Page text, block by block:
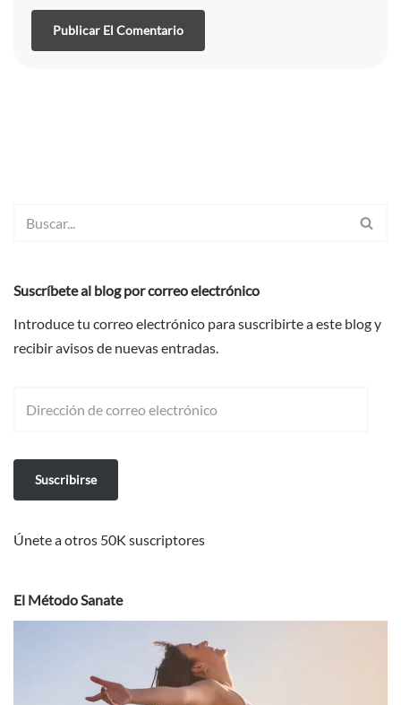
Suscríbete al blog por correo electrónico
Introduce tu correo electrónico para suscribirte a este blog y
recibir avisos de nuevas entradas.
Suscribirse
Únete a otros 50K suscriptores
El Método Sanate